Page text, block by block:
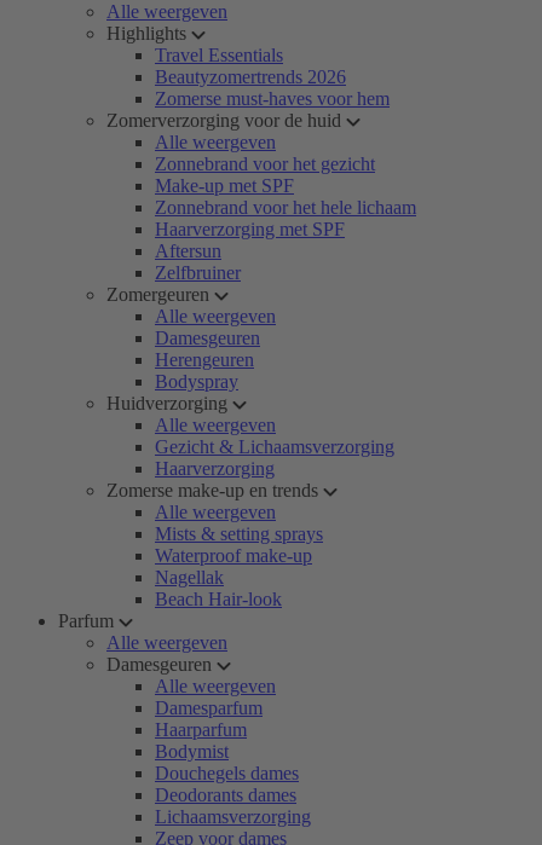
Alle weergeven
Highlights
Travel Essentials
Beautyzomertrends 2026
Zomerse must-haves voor hem
Zomerverzorging voor de huid
Alle weergeven
Zonnebrand voor het gezicht
Make-up met SPF
Zonnebrand voor het hele lichaam
Haarverzorging met SPF
Aftersun
Zelfbruiner
Zomergeuren
Alle weergeven
Damesgeuren
Herengeuren
Bodyspray
Huidverzorging
Alle weergeven
Gezicht & Lichaamsverzorging
Haarverzorging
Zomerse make-up en trends
Alle weergeven
Mists & setting sprays
Waterproof make-up
Nagellak
Beach Hair-look
Parfum
Alle weergeven
Damesgeuren
Alle weergeven
Damesparfum
Haarparfum
Bodymist
Douchegels dames
Deodorants dames
Lichaamsverzorging
Zeep voor dames